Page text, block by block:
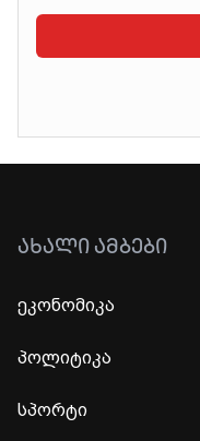
ᲐᲮᲐᲚᲘ ᲐᲛᲑᲔᲑᲘ
ეკონომიკა
პოლიტიკა
სპორტი